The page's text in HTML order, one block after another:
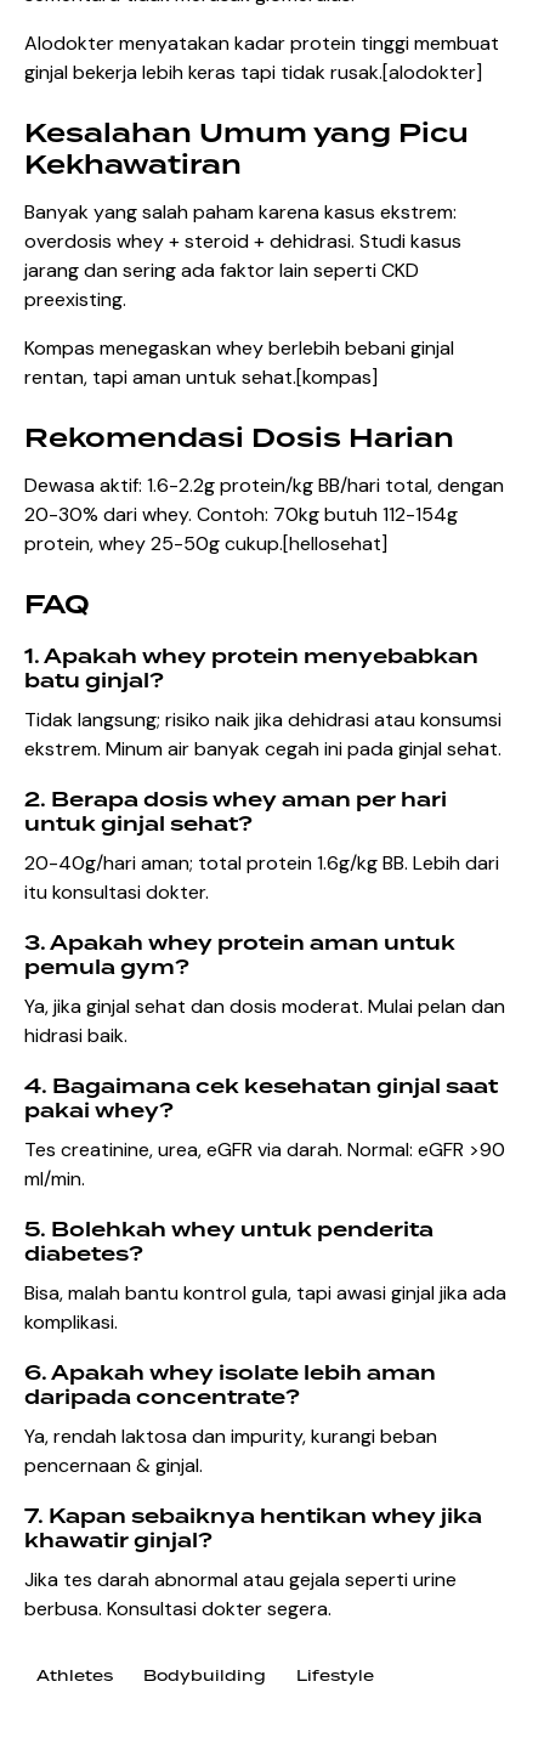
Alodokter menyatakan kadar protein tinggi membuat
ginjal bekerja lebih keras tapi tidak rusak.[alodokter]​
Kesalahan Umum yang Picu
Kekhawatiran
Banyak yang salah paham karena kasus ekstrem:
overdosis whey + steroid + dehidrasi. Studi kasus
jarang dan sering ada faktor lain seperti CKD
preexisting.
Kompas menegaskan whey berlebih bebani ginjal
rentan, tapi aman untuk sehat.[kompas]​
Rekomendasi Dosis Harian
Dewasa aktif: 1.6-2.2g protein/kg BB/hari total, dengan
20-30% dari whey. Contoh: 70kg butuh 112-154g
protein, whey 25-50g cukup.[hellosehat]​
FAQ
1. Apakah whey protein menyebabkan
batu ginjal?
Tidak langsung; risiko naik jika dehidrasi atau konsumsi
ekstrem. Minum air banyak cegah ini pada ginjal sehat.
2. Berapa dosis whey aman per hari
untuk ginjal sehat?
20-40g/hari aman; total protein 1.6g/kg BB. Lebih dari
itu konsultasi dokter.
3. Apakah whey protein aman untuk
pemula gym?
Ya, jika ginjal sehat dan dosis moderat. Mulai pelan dan
hidrasi baik.
4. Bagaimana cek kesehatan ginjal saat
pakai whey?
Tes creatinine, urea, eGFR via darah. Normal: eGFR >90
ml/min.
5. Bolehkah whey untuk penderita
diabetes?
Bisa, malah bantu kontrol gula, tapi awasi ginjal jika ada
komplikasi.
6. Apakah whey isolate lebih aman
daripada concentrate?
Ya, rendah laktosa dan impurity, kurangi beban
pencernaan & ginjal.
7. Kapan sebaiknya hentikan whey jika
khawatir ginjal?
Jika tes darah abnormal atau gejala seperti urine
berbusa. Konsultasi dokter segera.
Athletes Bodybuilding Lifestyle